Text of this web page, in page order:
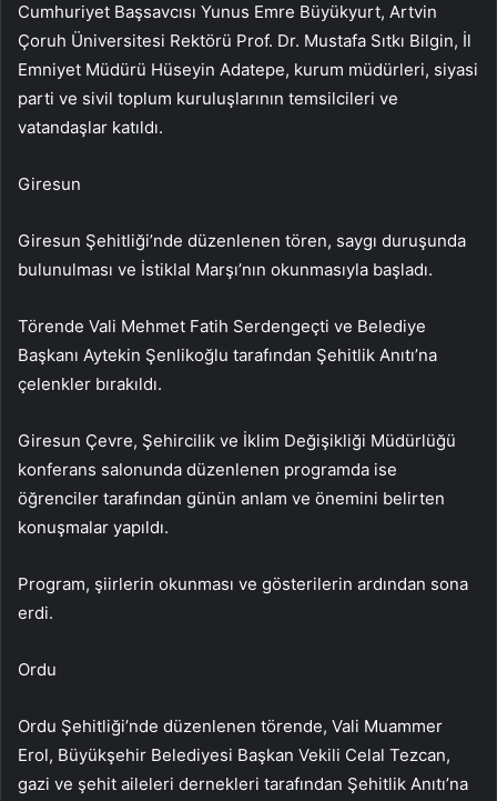
Cumhuriyet Başsavcısı Yunus Emre Büyükyurt, Artvin
Çoruh Üniversitesi Rektörü Prof. Dr. Mustafa Sıtkı Bilgin, İl
Emniyet Müdürü Hüseyin Adatepe, kurum müdürleri, siyasi
parti ve sivil toplum kuruluşlarının temsilcileri ve
vatandaşlar katıldı.
Giresun
Giresun Şehitliği’nde düzenlenen tören, saygı duruşunda
bulunulması ve İstiklal Marşı’nın okunmasıyla başladı.
Törende Vali Mehmet Fatih Serdengeçti ve Belediye
Başkanı Aytekin Şenlikoğlu tarafından Şehitlik Anıtı’na
çelenkler bırakıldı.
Giresun Çevre, Şehircilik ve İklim Değişikliği Müdürlüğü
konferans salonunda düzenlenen programda ise
öğrenciler tarafından günün anlam ve önemini belirten
konuşmalar yapıldı.
Program, şiirlerin okunması ve gösterilerin ardından sona
erdi.
Ordu
Ordu Şehitliği’nde düzenlenen törende, Vali Muammer
Erol, Büyükşehir Belediyesi Başkan Vekili Celal Tezcan,
gazi ve şehit aileleri dernekleri tarafından Şehitlik Anıtı’na